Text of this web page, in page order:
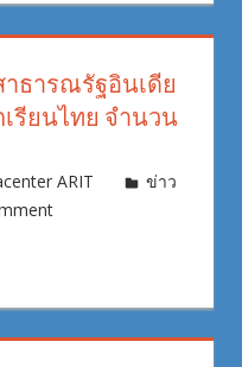
ธารณรัฐอินเดีย
รียนไทย จำนวน
ARIT
ข่าว